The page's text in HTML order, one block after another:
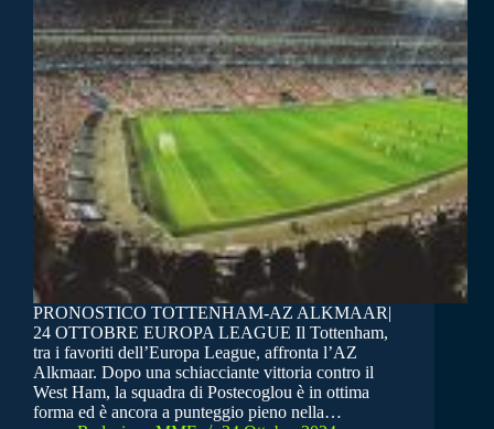
PRONOSTICO TOTTENHAM-AZ ALKMAAR|
24 OTTOBRE EUROPA LEAGUE Il Tottenham,
tra i favoriti dell’Europa League, affronta l’AZ
Alkmaar. Dopo una schiacciante vittoria contro il
West Ham, la squadra di Postecoglou è in ottima
forma ed è ancora a punteggio pieno nella…